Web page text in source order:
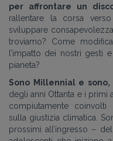
per affrontare un
rallentare la corsa
sviluppare
troviamo? Come
l’impatto dei nostri gesti
pianeta?
Sono Millennial e
degli anni Ottanta e i primi
compiutamente coinvolti
sulla giustizia climatica.
prossimi all’ingresso –